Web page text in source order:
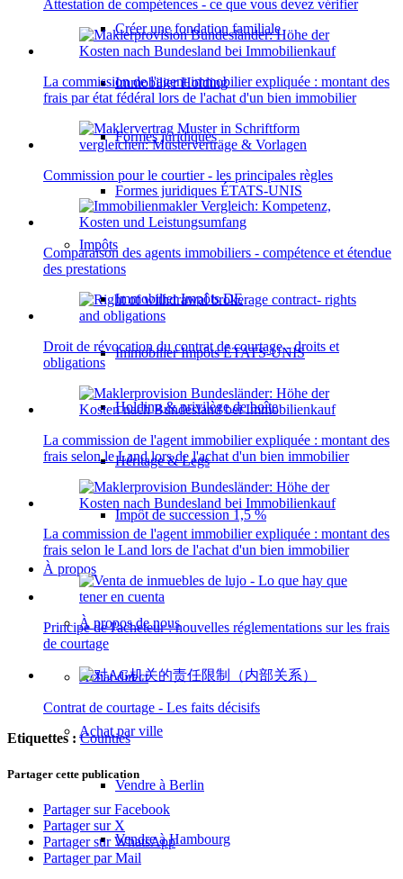
Créer une fondation familiale
Immobilier Holding
Formes juridiques
Formes juridiques ÉTATS-UNIS
Impôts
Immobilier Impôts DE
Immobilier Impôts ÉTATS-UNIS
Holding & privilège de boîte
Héritage & Legs
Impôt de succession 1,5 %
À propos
À propos de nous
Achat direct
Achat par ville
Vendre à Berlin
Vendre à Hambourg
Attestation de compétences - ce que vous devez vérifier
La commission de l'agent immobilier expliquée : montant des
frais par état fédéral lors de l'achat d'un bien immobilier
Commission pour le courtier - les principales règles
Comparaison des agents immobiliers - compétence et étendue
des prestations
Droit de révocation du contrat de courtage - droits et
obligations
La commission de l'agent immobilier expliquée : montant des
frais selon le Land lors de l'achat d'un bien immobilier
La commission de l'agent immobilier expliquée : montant des
frais selon le Land lors de l'achat d'un bien immobilier
Principe de l'acheteur : nouvelles réglementations sur les frais
de courtage
Contrat de courtage - Les faits décisifs
Etiquettes : Counties
Partager cette publication
Partager sur Facebook
Partager sur X
Partager sur WhatsApp
Partager par Mail